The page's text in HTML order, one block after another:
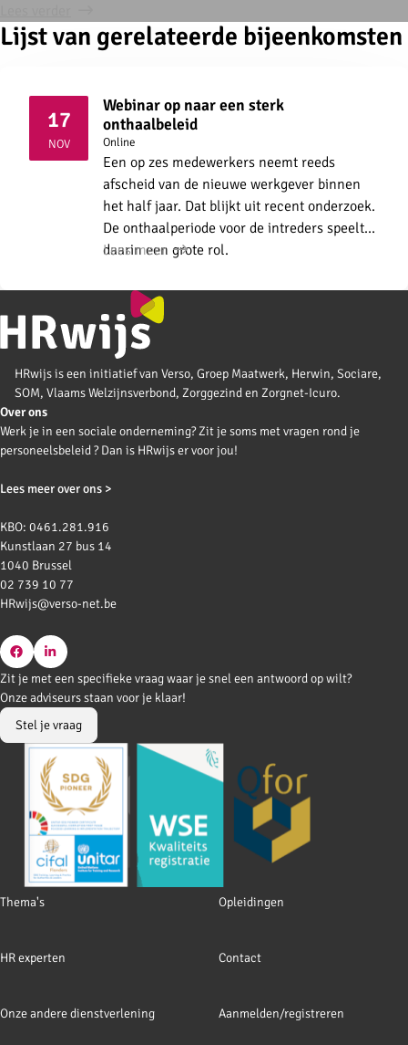
Lijst van gerelateerde bijeenkomsten
17
NOV
2026
Webinar op naar een sterk
onthaalbeleid
Online
Een op zes medewerkers neemt reeds
afscheid van de nieuwe werkgever binnen
het half jaar. Dat blijkt uit recent onderzoek.
De onthaalperiode voor de intreders speelt
daarin een grote rol.
Lees meer
HRwijs is een initiatief van Verso, Groep Maatwerk, Herwin, Sociare,
SOM, Vlaams Welzijnsverbond, Zorggezind en Zorgnet-Icuro.
Over ons
Werk je in een sociale onderneming? Zit je soms met vragen rond je
personeelsbeleid ? Dan is HRwijs er voor jou!
Lees meer over ons >
KBO: 0461.281.916
Kunstlaan 27 bus 14
1040 Brussel
02 739 10 77
HRwijs@verso-net.be
Go
to
Facebook
Go
to
LinkedIn
Footer
Thema's Opleidingen
HR experten Contact
Onze andere dienstverlening Aanmelden/registreren
Zit je met een specifieke vraag waar je snel een antwoord op wilt?
Onze adviseurs staan voor je klaar!
Stel je vraag